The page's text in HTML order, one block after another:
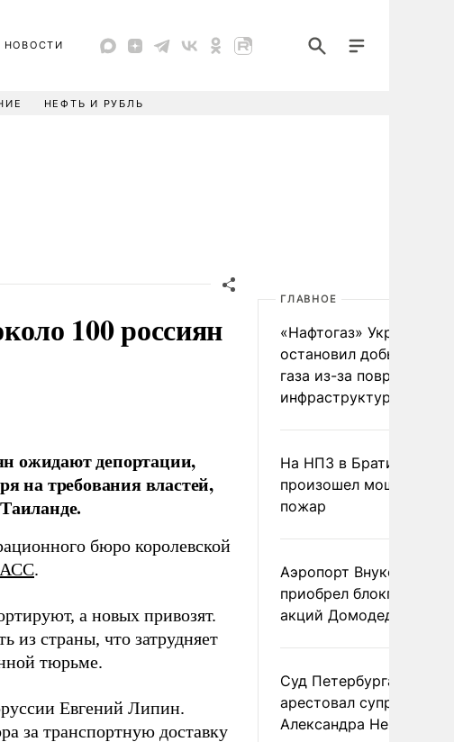
НОВОСТИ
НЕФТЬ И РУБЛЬ
100 россиян
ожидают депортации,
на требования властей,
бюро королевской
.
а новых привозят.
из страны, что затрудняет
тюрьме.
Евгений Липин.
за транспортную доставку
ГЛАВНОЕ
«Нафтогаз» Украины
остановил добычу
газа из-за повреждения
инфраструктуры
На НПЗ в Братиславе
произошел мощный
пожар
Аэропорт Внуково
приобрел блокпакет
акций Домодедово
Суд Петербурга заочно
арестовал супругу
Александра Невзорова